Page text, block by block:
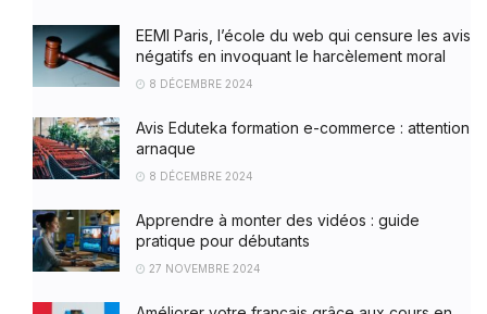
EEMI Paris, l’école du web qui censure les avis
négatifs en invoquant le harcèlement moral
8 DÉCEMBRE 2024
Avis Eduteka formation e-commerce : attention
arnaque
8 DÉCEMBRE 2024
Apprendre à monter des vidéos : guide
pratique pour débutants
27 NOVEMBRE 2024